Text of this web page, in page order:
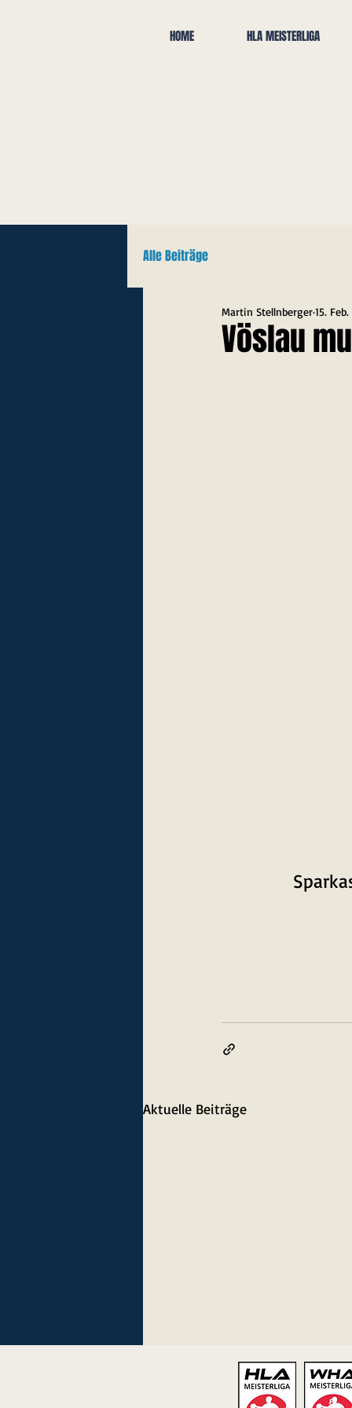
HOME HLA MEISTERLIGA
Alle Beiträge
Vöslau
Martin Stellnberger15.
Aktuelle Beiträge